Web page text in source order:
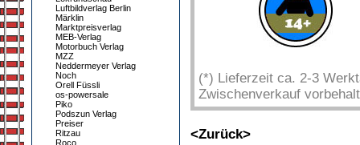
Luftbildverlag Berlin
Märklin
Marktpreisverlag
MEB-Verlag
Motorbuch Verlag
MZZ
Neddermeyer Verlag
Noch
Orell Füssli
os-powersale
Piko
Podszun Verlag
Preiser
Ritzau
Roco
(*) Lieferzeit ca. 2-3
Zwischenverkauf
<Zurück>